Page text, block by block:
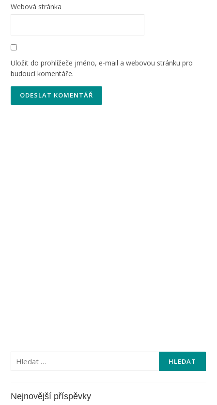
Webová stránka
Uložit do prohlížeče jméno, e-mail a webovou stránku pro
budoucí komentáře.
Vyhledávání
Nejnovější příspěvky